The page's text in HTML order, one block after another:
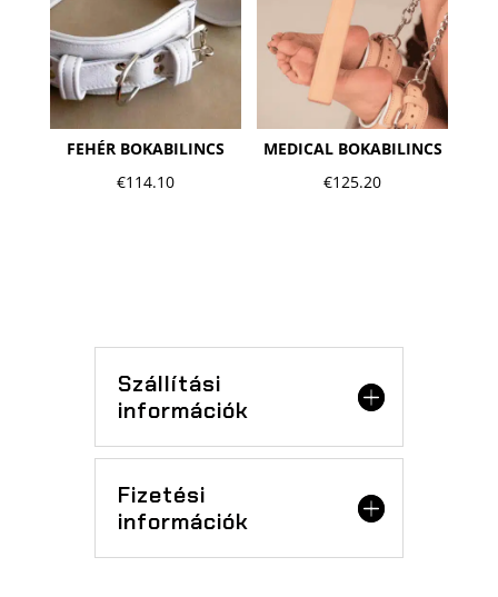
FEHÉR BOKABILINCS
€114.10
MEDICAL BOKABILINCS
€125.20
Szállítási
információk
Fizetési
információk